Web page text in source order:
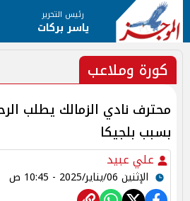
رئيس التحرير
ياسر بركات
كورة وملاعب
محترف نادي الزمالك يطلب
بسبب بلجيكا
علي عبيد
الإثنين 06/يناير/2025 - 10:45 ص